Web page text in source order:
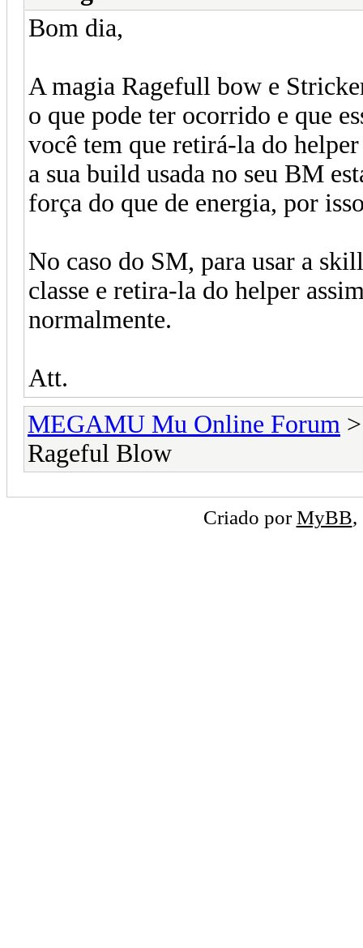
Bom dia,
A magia Ragefull bow e
o que pode ter ocorrido e que
você tem que retirá-la do
a sua build usada no seu BM
força do que de energia, por
No caso do SM, para usar a
classe e retira-la do helper
normalmente.
Att.
MEGAMU Mu Online Forum
Rageful Blow
Criado porMyBB,